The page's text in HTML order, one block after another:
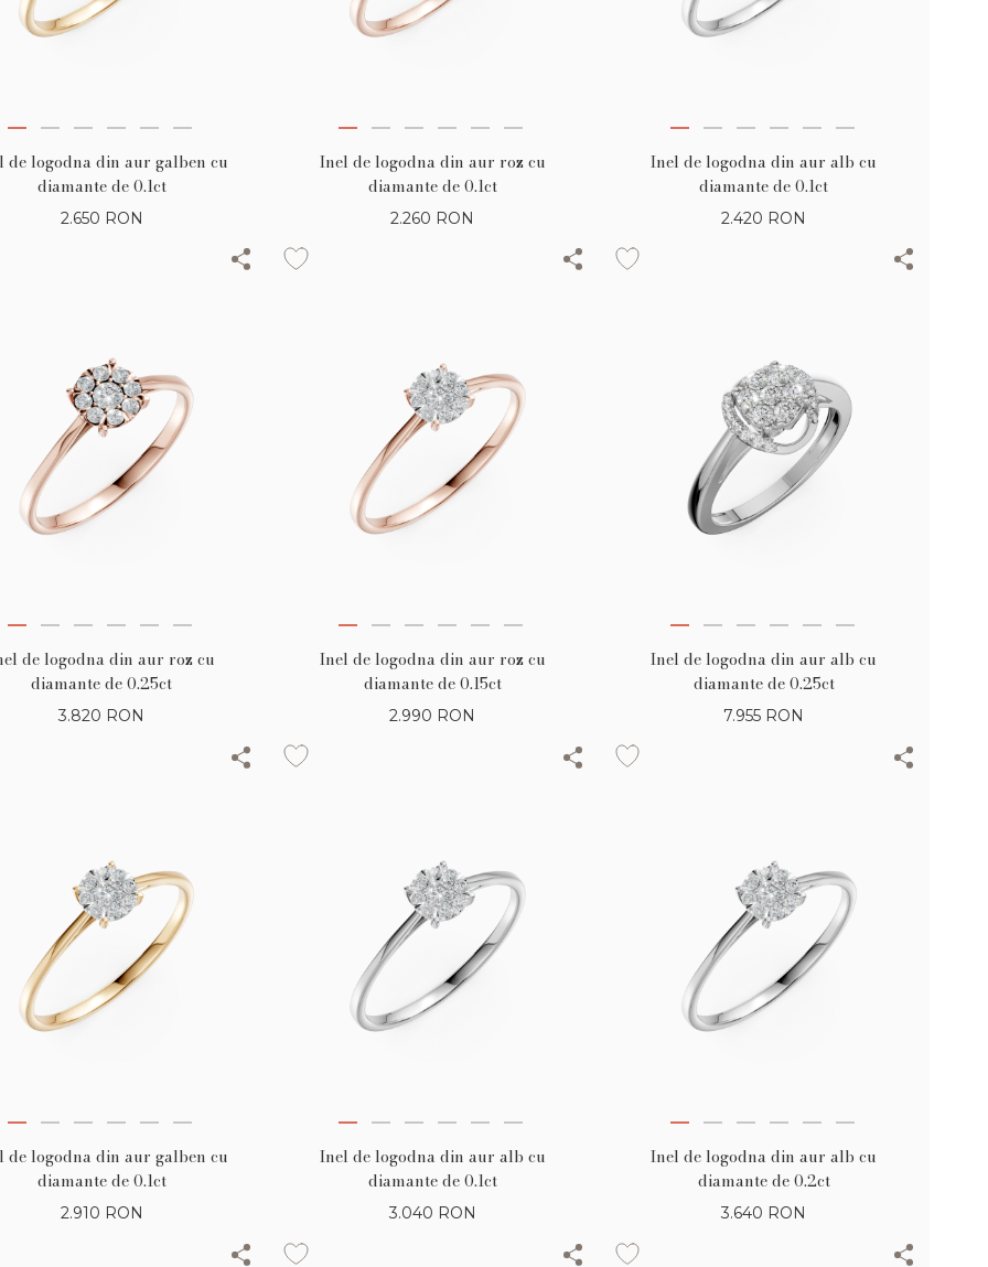
de logodna din aur galben cu
diamante de 0.1ct
2.650 RON
Inel de logodna din aur roz cu
diamante de 0.1ct
2.260 RON
Inel de logodna din aur alb cu
diamante de 0.1ct
2.420 RON
de logodna din aur roz cu
diamante de 0.25ct
3.820 RON
Inel de logodna din aur roz cu
diamante de 0.15ct
2.990 RON
Inel de logodna din aur alb cu
diamante de 0.25ct
7.955 RON
de logodna din aur galben cu
diamante de 0.1ct
2.910 RON
Inel de logodna din aur alb cu
diamante de 0.1ct
3.040 RON
Inel de logodna din aur alb cu
diamante de 0.2ct
3.640 RON